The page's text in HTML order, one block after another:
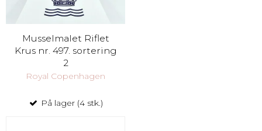
Musselmalet Riflet
Krus nr. 497. sortering
2
Royal Copenhagen
På lager (4 stk.)